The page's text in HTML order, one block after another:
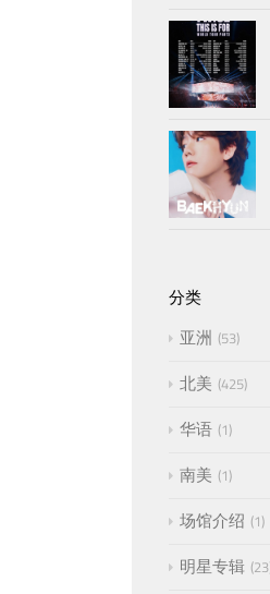
分类
亚洲 53
北美 425
华语 1
南美 1
场馆介绍 1
明星专辑 23